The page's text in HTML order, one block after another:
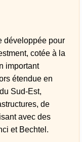
développée pour
cotée à la
important
étendue en
Sud-Est,
de
avec des
et Bechtel.